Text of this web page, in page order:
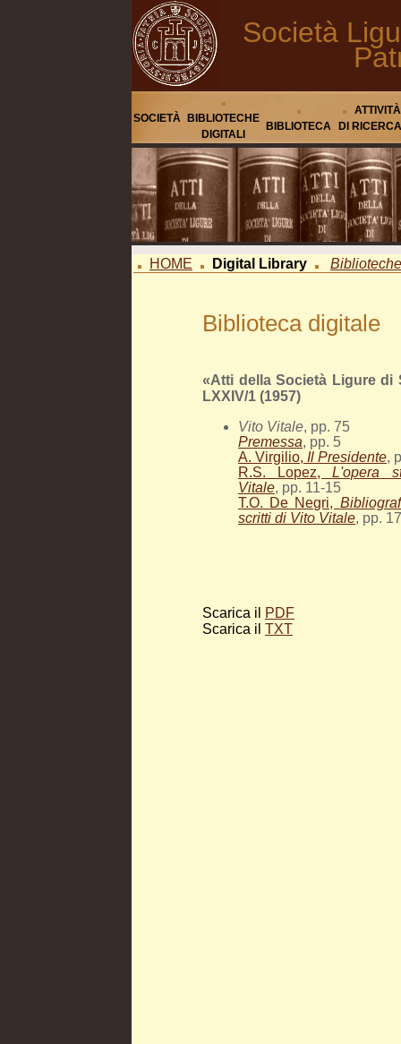
Società
SOCIETÀ
BIBLIOTECHE
DIGITALI
BIBLIOTECA
ATTIVITÀ
DI RICERCA
HOME Digital Library
Biblioteca digitale
«Atti della Società Ligure di
LXXIV/1 (1957)
Vito Vitale, pp. 75
Premessa, pp. 5
A. Virgilio, Il Presidente,
R.S. Lopez,L'opera
Vitale, pp. 11-15
T.O. De Negri,
scritti di Vito Vitale, pp.
Scarica il
PDF
Scarica il TXT